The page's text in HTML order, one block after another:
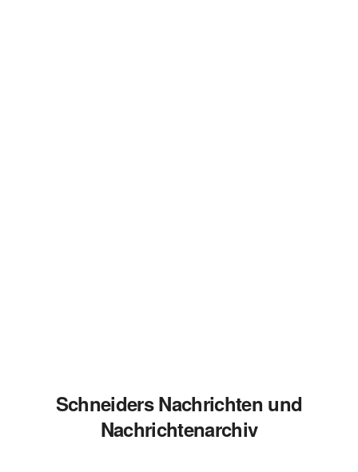
Schneiders Nachrichten und
Nachrichtenarchiv